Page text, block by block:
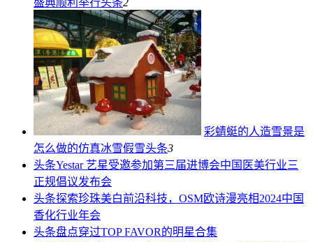
盛典顺利举行头条2
彩蜻蜓的人造雪景是
怎么做的仿真冰雪假雪头条3
头条Yestar 艺星受邀参加第三届进博会中国医美行业三
正规倡议发布会
头条探索珍珠美白前沿科技，OSM欧诗漫亮相2024中国
香化行业年会
头条盘点穿过TOP FAVOR的明星合集